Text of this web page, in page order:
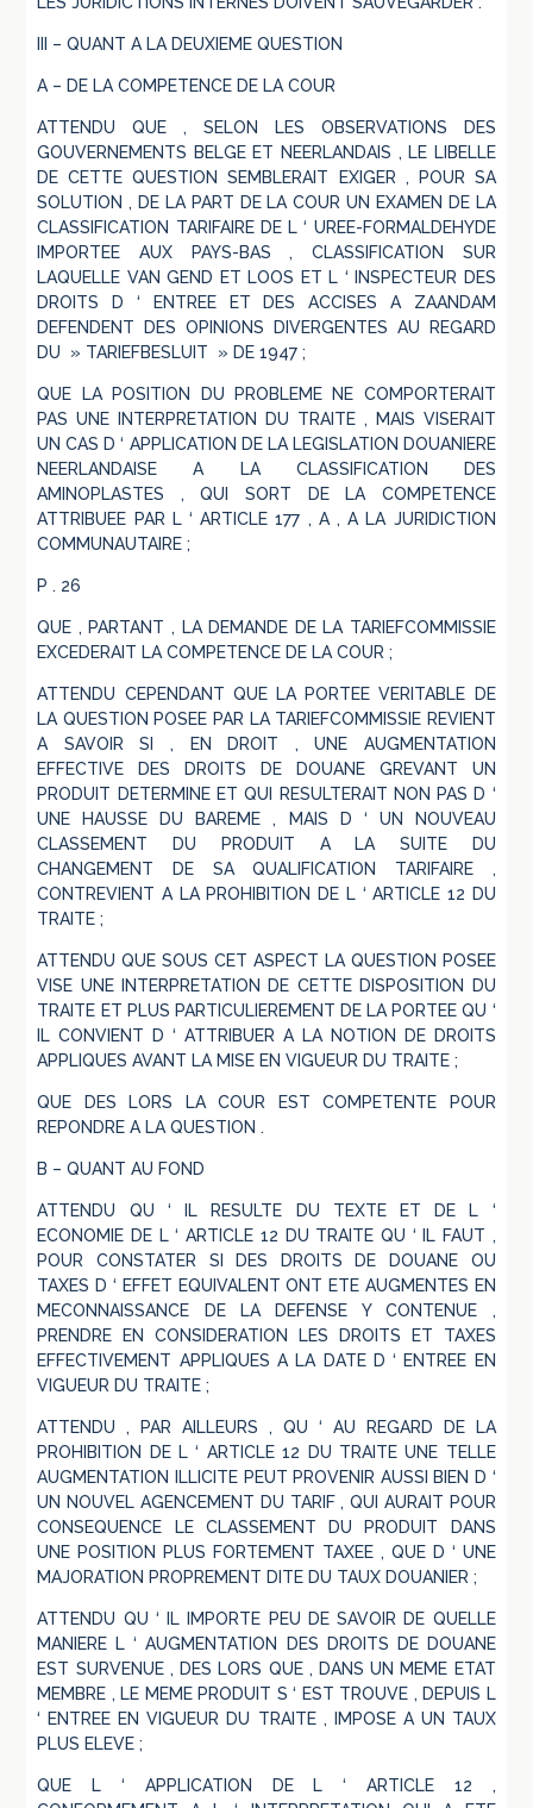
III – QUANT A LA DEUXIEME QUESTION
A – DE LA COMPETENCE DE LA COUR
ATTENDU QUE , SELON LES OBSERVATIONS DES
GOUVERNEMENTS BELGE ET NEERLANDAIS , LE LIBELLE
DE CETTE QUESTION SEMBLERAIT EXIGER , POUR SA
SOLUTION , DE LA PART DE LA COUR UN EXAMEN DE LA
CLASSIFICATION TARIFAIRE DE L ‘ UREE-FORMALDEHYDE
IMPORTEE AUX PAYS-BAS , CLASSIFICATION SUR
LAQUELLE VAN GEND ET LOOS ET L ‘ INSPECTEUR DES
DROITS D ‘ ENTREE ET DES ACCISES A ZAANDAM
DEFENDENT DES OPINIONS DIVERGENTES AU REGARD
DU » TARIEFBESLUIT » DE 1947 ;
QUE LA POSITION DU PROBLEME NE COMPORTERAIT
PAS UNE INTERPRETATION DU TRAITE , MAIS VISERAIT
UN CAS D ‘ APPLICATION DE LA LEGISLATION DOUANIERE
NEERLANDAISE A LA CLASSIFICATION DES
AMINOPLASTES , QUI SORT DE LA COMPETENCE
ATTRIBUEE PAR L ‘ ARTICLE 177 , A , A LA JURIDICTION
COMMUNAUTAIRE ;
P . 26
QUE , PARTANT , LA DEMANDE DE LA TARIEFCOMMISSIE
EXCEDERAIT LA COMPETENCE DE LA COUR ;
ATTENDU CEPENDANT QUE LA PORTEE VERITABLE DE
LA QUESTION POSEE PAR LA TARIEFCOMMISSIE REVIENT
A SAVOIR SI , EN DROIT , UNE AUGMENTATION
EFFECTIVE DES DROITS DE DOUANE GREVANT UN
PRODUIT DETERMINE ET QUI RESULTERAIT NON PAS D ‘
UNE HAUSSE DU BAREME , MAIS D ‘ UN NOUVEAU
CLASSEMENT DU PRODUIT A LA SUITE DU
CHANGEMENT DE SA QUALIFICATION TARIFAIRE ,
CONTREVIENT A LA PROHIBITION DE L ‘ ARTICLE 12 DU
TRAITE ;
ATTENDU QUE SOUS CET ASPECT LA QUESTION POSEE
VISE UNE INTERPRETATION DE CETTE DISPOSITION DU
TRAITE ET PLUS PARTICULIEREMENT DE LA PORTEE QU ‘
IL CONVIENT D ‘ ATTRIBUER A LA NOTION DE DROITS
APPLIQUES AVANT LA MISE EN VIGUEUR DU TRAITE ;
QUE DES LORS LA COUR EST COMPETENTE POUR
REPONDRE A LA QUESTION .
B – QUANT AU FOND
ATTENDU QU ‘ IL RESULTE DU TEXTE ET DE L ‘
ECONOMIE DE L ‘ ARTICLE 12 DU TRAITE QU ‘ IL FAUT ,
POUR CONSTATER SI DES DROITS DE DOUANE OU
TAXES D ‘ EFFET EQUIVALENT ONT ETE AUGMENTES EN
MECONNAISSANCE DE LA DEFENSE Y CONTENUE ,
PRENDRE EN CONSIDERATION LES DROITS ET TAXES
EFFECTIVEMENT APPLIQUES A LA DATE D ‘ ENTREE EN
VIGUEUR DU TRAITE ;
ATTENDU , PAR AILLEURS , QU ‘ AU REGARD DE LA
PROHIBITION DE L ‘ ARTICLE 12 DU TRAITE UNE TELLE
AUGMENTATION ILLICITE PEUT PROVENIR AUSSI BIEN D ‘
UN NOUVEL AGENCEMENT DU TARIF , QUI AURAIT POUR
CONSEQUENCE LE CLASSEMENT DU PRODUIT DANS
UNE POSITION PLUS FORTEMENT TAXEE , QUE D ‘ UNE
MAJORATION PROPREMENT DITE DU TAUX DOUANIER ;
ATTENDU QU ‘ IL IMPORTE PEU DE SAVOIR DE QUELLE
MANIERE L ‘ AUGMENTATION DES DROITS DE DOUANE
EST SURVENUE , DES LORS QUE , DANS UN MEME ETAT
MEMBRE , LE MEME PRODUIT S ‘ EST TROUVE , DEPUIS L
‘ ENTREE EN VIGUEUR DU TRAITE , IMPOSE A UN TAUX
PLUS ELEVE ;
QUE L ‘ APPLICATION DE L ‘ ARTICLE 12 ,